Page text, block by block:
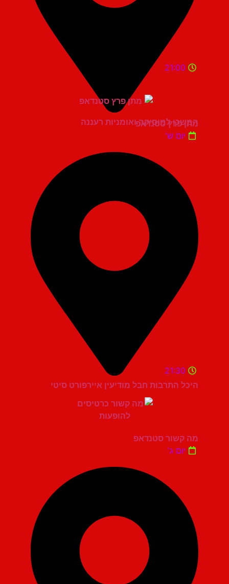
המשכן למוסיקה ואומניות רעננה
21:00
מתן פרץ סטנדאפ
יום ש'
היכל התרבות חבל מודיעין איירפורט סיטי
21:30
מה קשור סטנדאפ
יום ג'